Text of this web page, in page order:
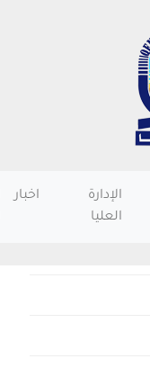
الإدارة
العليا
اخبار